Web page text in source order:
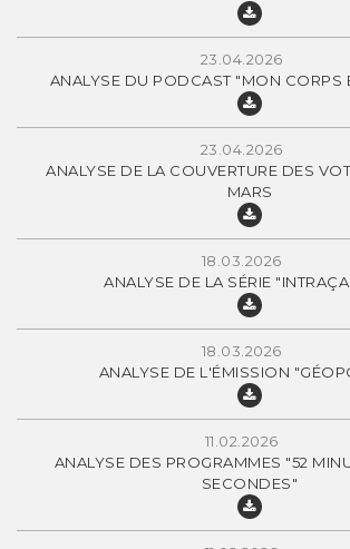
23.04.2026
ANALYSE DU PODCAST "MON CORPS
23.04.2026
ANALYSE DE LA COUVERTURE DES
MARS
18.03.2026
ANALYSE DE LA SÉRIE
18.03.2026
ANALYSE DE L'ÉMISSION
11.02.2026
ANALYSE DES PROGRAMMES "52
SECONDES"